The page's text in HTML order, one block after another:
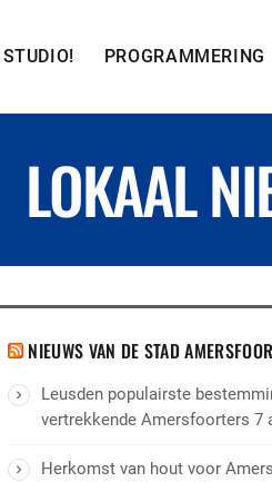
PROGRAMMERING
LOKAAL
NIEUWS VAN DE STAD
Leusden populairste
vertrekkende Amersfoorters 7
Herkomst van hout voor